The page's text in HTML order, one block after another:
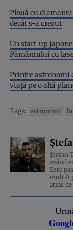
Plouă cu
decât s-a crezut
Un start-up
Pământului cu
Printre astronomi
viață pe o altă
Tags: astronomi
Ștefan
având
Este
mult îi
atras